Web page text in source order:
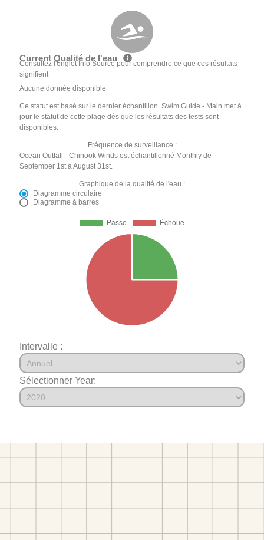
Current Qualité de l'eau
Consultez l'onglet Info Source pour comprendre ce que ces résultats
signifient
Aucune donnée disponible
Ce statut est basé sur le dernier échantillon. Swim Guide - Main met à
jour le statut de cette plage dès que les résultats des tests sont
disponibles.
Fréquence de surveillance :
Ocean Outfall - Chinook Winds est échantillonné Monthly de
September 1st à August 31st.
Graphique de la qualité de l'eau :
Diagramme circulaire
Diagramme à barres
Intervalle :
Sélectionner Year: